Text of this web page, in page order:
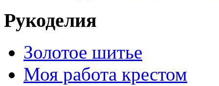
Рукоделия
Золотое шитье
Моя работа крестом